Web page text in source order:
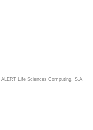
ALERT Life Sciences Computing, S.A.